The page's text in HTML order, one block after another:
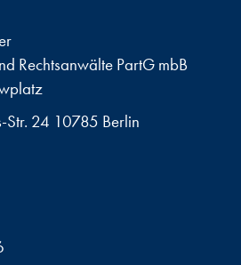
Rechtsanwälte PartG mbB
Str. 24 10785 Berlin